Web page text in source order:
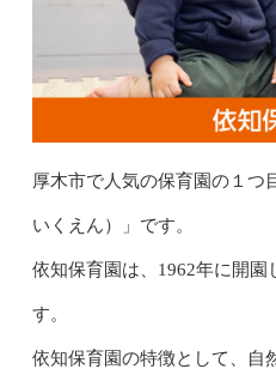
厚木市で人気の保育園の１つ
いくえん）」です。
依知保育園は、1962年に開園
す。
依知保育園の特徴として、自